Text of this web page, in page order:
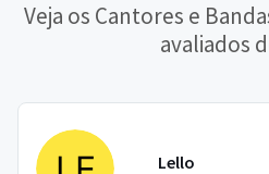
Veja os Cantores e
avaliados
Lello